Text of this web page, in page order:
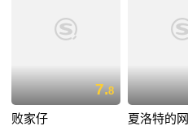
7.8
败家仔 夏洛特的网